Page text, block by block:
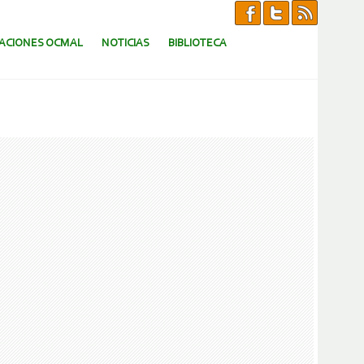
OCMAL NOTICIAS BIBLIOTECA